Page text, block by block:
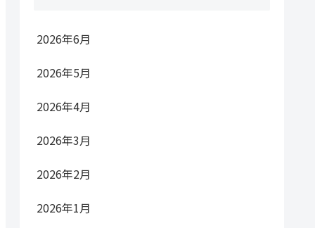
2026年6月
2026年5月
2026年4月
2026年3月
2026年2月
2026年1月